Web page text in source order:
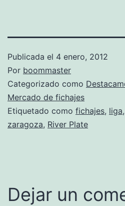
Publicada el 4 enero, 2012
Por boommaster
Categorizado como
Mercado de fichajes
Etiquetado como fichajes, liga,
zaragoza, River Plate
Dejar un